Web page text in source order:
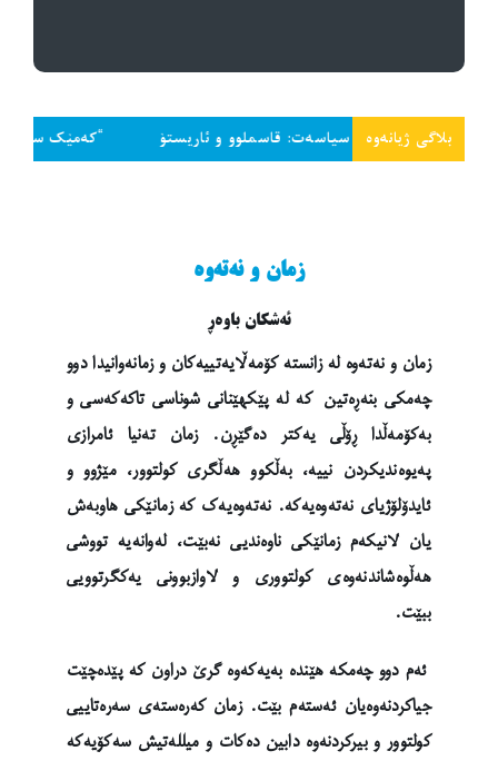
بلاگی ژیانەوە
سیاسەت: قاسملوو و ئاریستۆ “کەمێک سەر داخە و
زمان و نەتەوە
ئەشکان باوەڕ
زمان و نەتەوە لە زانستە کۆمەڵایەتییەکان و زمانەوانیدا دوو
چەمکی بنەڕەتین کە لە پێکهێنانی شوناسی تاکەکەسی و
بەکۆمەڵدا ڕۆڵی یەکتر دەگێڕن. زمان تەنیا ئامرازی
پەیوەندیکردن نییە، بەڵکوو هەڵگری کولتوور، مێژوو و
ئایدۆلۆژیای نەتەوەیەکە. نەتەوەیەک کە زمانێکی هاوبەش
یان لانیکەم زمانێکی ناوەندیی نەبێت، لەوانەیە تووشی
هەڵوەشاندنەوەی کولتووری و لاوازبوونی یەکگرتوویی
ببێت.
ئەم دوو چەمکە هێندە بەیەکەوە گرێ دراون کە پێدەچێت
جیاکردنەوەیان ئەستەم بێت. زمان کەرەستەی سەرەتاییی
کولتوور و بیرکردنەوە دابین دەکات و میللەتیش سەکۆیەکە